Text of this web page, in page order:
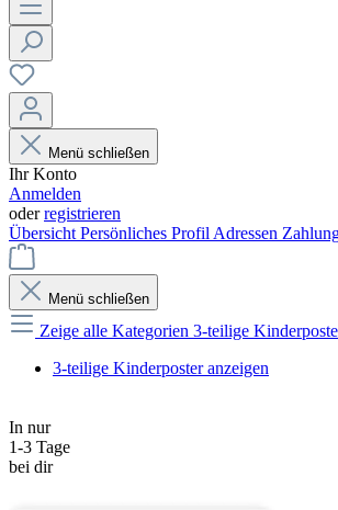
Menü schließen
Ihr Konto
Anmelden
oderregistrieren
Übersicht Persönliches Profil Adressen
Menü schließen
Zeige alle Kategorien 3-teilige
3-teilige Kinderposter anzeigen
In nur
1-3 Tage
bei dir